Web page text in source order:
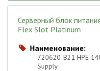
Серверный блок
Flex Slot Platinum
 Наименование:
720620-B21 HPE
Supply